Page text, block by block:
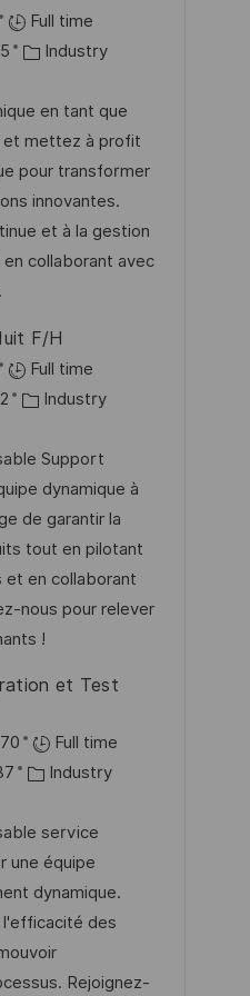
Full time
K
t
e
g
o
r
Industry
en tant que
et mettez à profit
pour transformer
innovantes.
et à la gestion
collaborant avec
F/H
Full time
K
t
e
g
o
r
i
e
Industry
Support
dynamique à
de garantir la
tout en pilotant
et en collaborant
nous pour relever
!
et Test
Full time
K
t
e
g
o
r
i
Industry
service
une équipe
dynamique.
l'efficacité des
Rejoignez-